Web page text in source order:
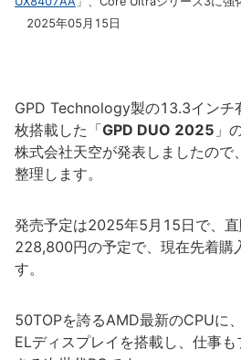
2025年05月15日
GPD Technology製の13.3インチ
枚搭載した「GPD DUO 2025 」
株式会社天空が発表しましたので
整理します。
発売予定は2025年5月15日で、
228,800円の予定で、現在先着購
す。
50TOPを誇るAMD最新のCPUに
ELディスプレイを搭載し、仕事